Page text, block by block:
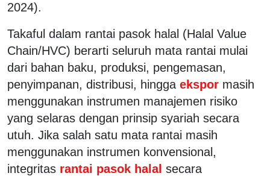
2024).
Takaful dalam rantai pasok halal (Halal Value
Chain/HVC) berarti seluruh mata rantai mulai
dari bahan baku, produksi, pengemasan,
penyimpanan, distribusi, hingga ekspor masih
menggunakan instrumen manajemen risiko
yang selaras dengan prinsip syariah secara
utuh. Jika salah satu mata rantai masih
menggunakan instrumen konvensional,
integritas rantai pasok halal secara